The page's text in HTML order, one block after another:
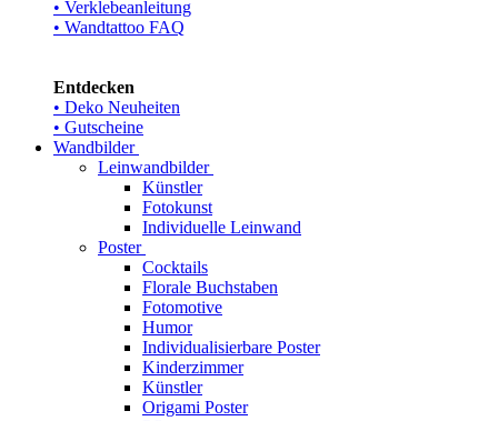
• Verklebeanleitung
• Wandtattoo FAQ
Entdecken
• Deko Neuheiten
• Gutscheine
Wandbilder
Leinwandbilder
Künstler
Fotokunst
Individuelle Leinwand
Poster
Cocktails
Florale Buchstaben
Fotomotive
Humor
Individualisierbare Poster
Kinderzimmer
Künstler
Origami Poster